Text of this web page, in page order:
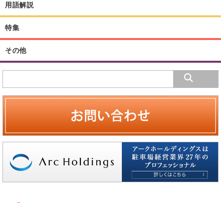
用語解説
特集
その他